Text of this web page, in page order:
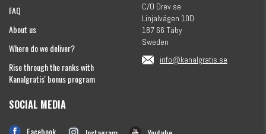
FAQ
About us
Where do we deliver?
Rise through the ranks with
Kanalgratis' bonus program
C/O Drev.se
Linjalvägen 10D
187 66 Täby
Sweden
info@kanalgratis.se
SOCIAL MEDIA
Facebook